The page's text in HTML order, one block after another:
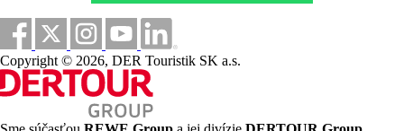
Šport/ voľný čas:
Športová a voľnočasová ponuka: fitness, biliard (za poplatok),
tenis (prípadne za poplatok, vzdialený cca 500 m) a stolný tenis
(zdarma). Vo vzdialenosti cca 500 m sú ponúkané vodné športy
ako napr. vodný skúter, vodné lyže a motorová loď (čiastočne od
miestnych poskytovateľov). Golfové ihrisko leží 3 km od hotela.
Požičovňa bicyklov, miestnosť na bicykle (zadarmo) a
Copyright © 2026, DER Touristik SK a.s.